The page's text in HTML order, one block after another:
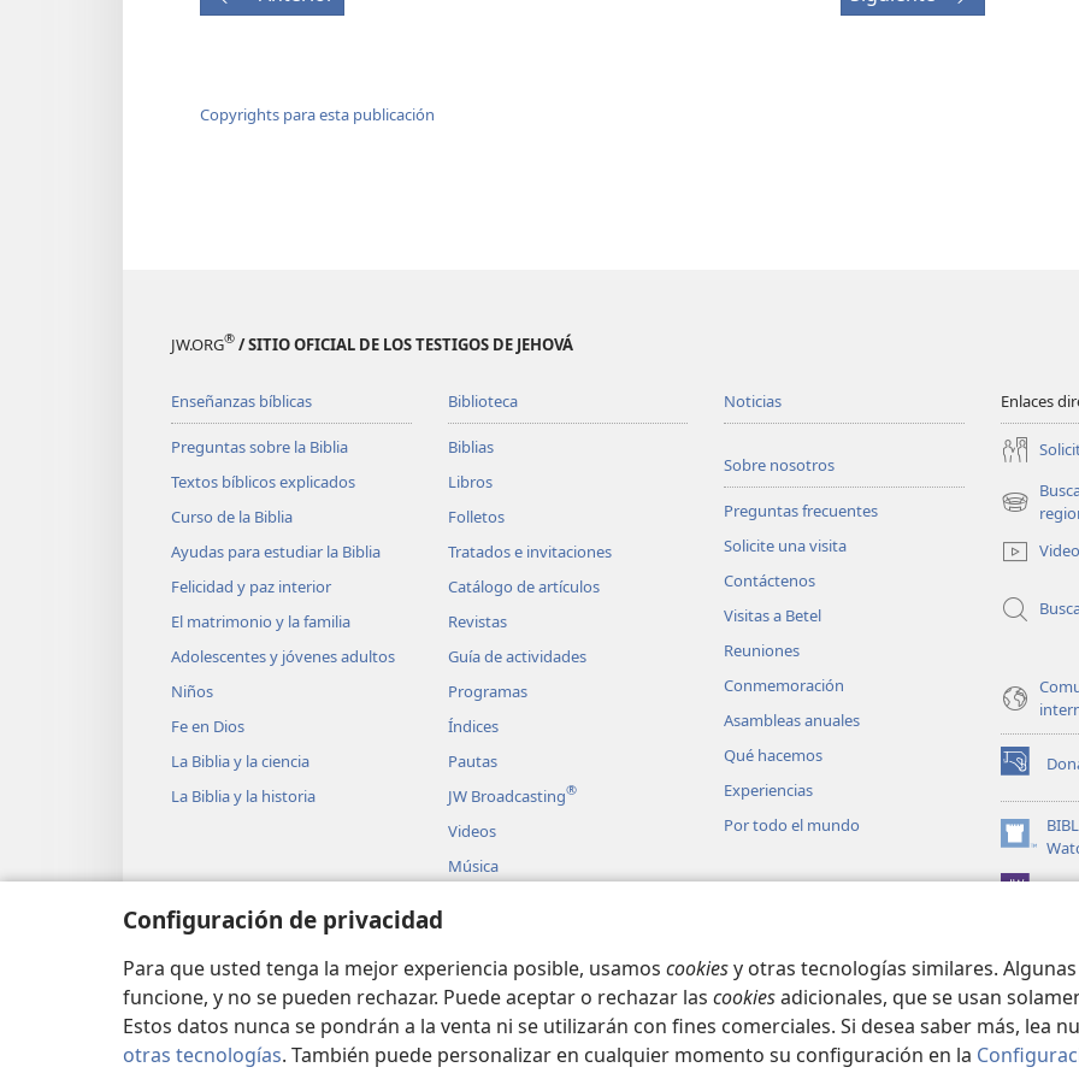
Configuración de privacidad
Para que usted tenga la mejor experiencia posible, usamos cookiesy otras tecnologías similares. Algunas
funcione, y no se pueden rechazar. Puede aceptar o rechazar las cookiesadicionales, que se usan
Estos datos nunca se pondrán a la venta ni se utilizarán con fines comerciales. Si desea saber más, lea
otras tecnologías. También puede personalizar en cualquier momento su configuración en la
Copyrights para esta publicación
JW.ORG® / SITIO OFICIAL DE LOS TESTIGOS DE JEHOVÁ
Enseñanzas bíblicas
Preguntas sobre la Biblia
Textos bíblicos explicados
Curso de la Biblia
Ayudas para estudiar la Biblia
Felicidad y paz interior
El matrimonio y la familia
Adolescentes y jóvenes adultos
Niños
Fe en Dios
La Biblia y la ciencia
La Biblia y la historia
Biblioteca
Biblias
Libros
Folletos
Tratados e invitaciones
Catálogo de artículos
Revistas
Guía de actividades
Programas
Índices
Pautas
JW Broadcasting®
Videos
Música
Biblia
Noticias
Sobre nosotros
Preguntas frecuentes
Solicite una visita
Contáctenos
Visitas a Betel
Reuniones
Conmemoración
Asambleas anuales
Qué hacemos
Experiencias
Por todo el mundo
Enlaces
(abre
nueva
(abre
una
nueva
ventana)
(abre
una
Copyright© 2026 Watch Tower Bible and Tract Society of Pennsylvania. CONDICIONES DE USO|POLÍTICA DE